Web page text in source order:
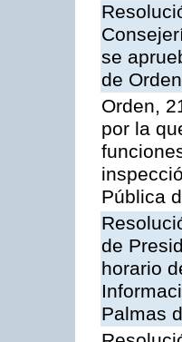
se
de
Orden,
por la
Pública
de
horario
Palmas